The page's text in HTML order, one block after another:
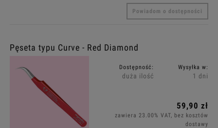
Powiadom o dostępności
Pęseta typu Curve - Red Diamond
Dostępność:
duża ilość
Wysyłka w:
1 dni
59,90 zł
zawiera 23.00% VAT, bez kosztów
dostawy